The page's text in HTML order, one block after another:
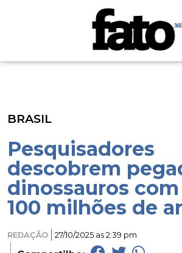
BRASIL
Pesquisadores
descobrem
dinossauros
100 milhões de
REDAÇÃO 27/10/2025 as 2:39 pm